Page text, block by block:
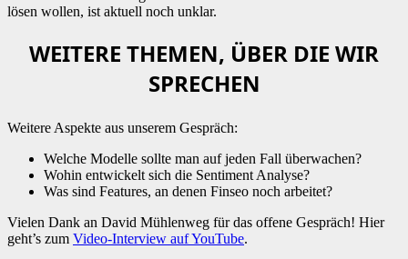
lösen wollen, ist aktuell noch unklar.
WEITERE THEMEN, ÜBER DIE WIR
SPRECHEN
Weitere Aspekte aus unserem Gespräch:
Welche Modelle sollte man auf jeden Fall überwachen?
Wohin entwickelt sich die Sentiment Analyse?
Was sind Features, an denen Finseo noch arbeitet?
Vielen Dank an David Mühlenweg für das offene Gespräch! Hier
geht’s zum Video-Interview auf YouTube.